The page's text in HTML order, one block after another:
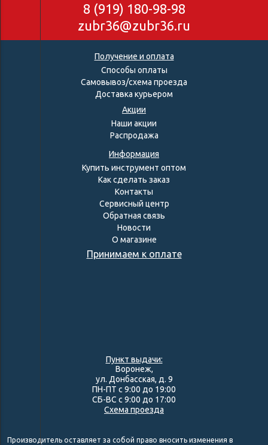
8 (919) 180-98-98
zubr36@zubr36.ru
Получение и оплата
Способы оплаты
Самовывоз/схема проезда
Доставка курьером
Акции
Наши акции
Распродажа
Информация
Купить инструмент оптом
Как сделать заказ
Контакты
Сервисный центр
Обратная связь
Новости
О магазине
Принимаем к оплате
Пункт выдачи:
Воронеж,
ул. Донбасская, д. 9
ПН-ПТ с 9:00 до 19:00
СБ-ВС с 9:00 до 17:00
Схема проезда
Производитель оставляет за собой право вносить изменения в